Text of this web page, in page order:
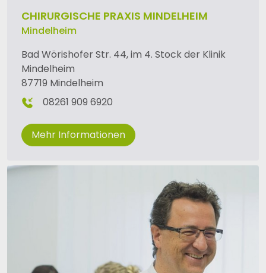
CHIRURGISCHE PRAXIS MINDELHEIM
Mindelheim
Bad Wörishofer Str. 44, im 4. Stock der Klinik
Mindelheim
87719 Mindelheim
08261 909 6920
Mehr Informationen